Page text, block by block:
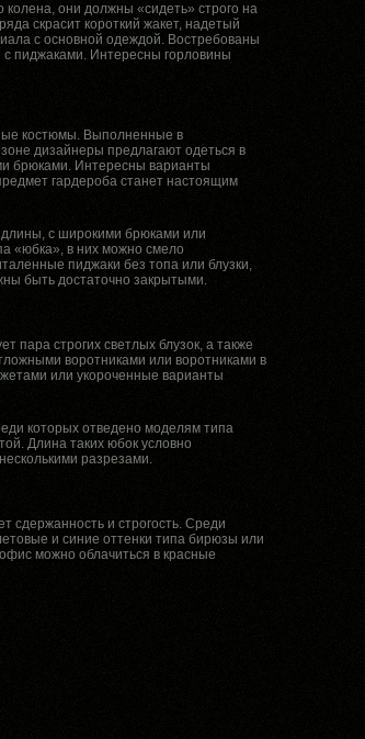
они должны «сидеть» строго на
скрасит короткий жакет, надетый
с основной одеждой. Востребованы
с пиджаками. Интересны горловины
костюмы. Выполненные в
дизайнеры предлагают одеться в
брюками. Интересны варианты
гардероба станет настоящим
с широкими брюками или
«юбка», в них можно смело
пиджаки без топа или блузки,
быть достаточно закрытыми.
пара строгих светлых блузок, а также
воротниками или воротниками в
или укороченные варианты
которых отведено моделям типа
Длина таких юбок условно
разрезами.
сдержанность и строгость. Среди
и синие оттенки типа бирюзы или
можно облачиться в красные